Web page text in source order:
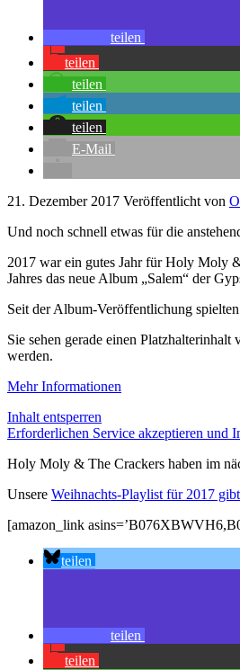
teilen
teilen
teilen
teilen
teilen
E-Mail
21. Dezember 2017 Veröffentlicht von
Und noch schnell etwas für die
2017 war ein gutes Jahr für Holy Moly
Jahres das neue Album „Salem“ der
Seit der Album-Veröffentlichung
Sie sehen gerade einen Platzhalterinhalt
werden.
Mehr Informationen
Inhalt entsperren
Erforderlichen Service akzeptieren und
Holy Moly & The Crackers haben im
Unsere Weihnachts-Playlist für 2017
[amazon_link
teilen
teilen
teilen